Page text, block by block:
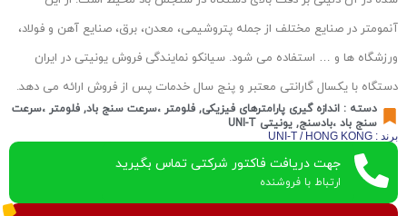
آنمومتر در صنایع مختلف از جمله پتروشیمی، معدن، برق، صنایع آهن و فولاد،
ورزشگاه ها و … استفاده می شود. سیانکو نمایندگی فروش یونیتی در ایران
دستگاه با یکسال گارانتی معتبر و پنج سال خدمات پس از فروش ارائه می دهد.
دسته : اندازه گیری پارامترهای فیزیکی, فلومتر ،سرعت سنج باد, فلومتر ،سرعت
سنج باد ،بادسنج, یونیتی UNI-T
برند : UNI-T / HONG KONG
جهت دریافت فاکتور شرکتی تماس بگیرید
ارتباط با فروشنده